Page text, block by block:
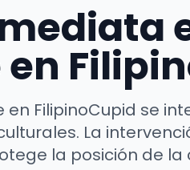
FilipinoCupid se
La
la posición de la